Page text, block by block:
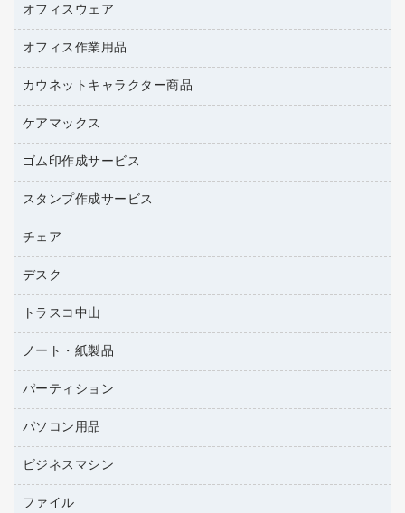
プリンタ用リボン
リサイクルトナー（プール方式）
リサイクルトナー（リターン方式）
ワープロリボン
互換インクカートリッジ
ハガキ用紙
ファクシミリ用紙
ラベル用紙
ワープロ用紙
帳票用紙／フォーム用紙
名刺用紙
研究・環境管理用品
オフィスアクセサリー
オフィスウェア
アウター
アクセサリー・その他
ブラウス・シャツ
医療・介護・ワーキングウェア
オフィス作業用品
ペット用品
結束用品
工場用品
梱包用テープ
作業用雑貨
作業用手袋
倉庫収納用品
台車・脚立
防災用品
養生用品
カウネットキャラクター商品
カウネットキャラクター商品
ケアマックス
医療・介護用品（食品・飲料・食添製品）
管理医療機器
ゴム印作成サービス
ゴム印（フリーサイズ印）作成サービス
ゴム印作成サービス
スタンプ作成サービス
カウネットスタンプ作成サービス
チェア
オフィスチェア
ミーティングチェア
応接イス・ベンチ
デスク
カウンター
ミーティングテーブル
トラスコ中山
建築・作業用品
ノート・紙製品
ノート
ルーズリーフ
各種用紙
額縁
パーティション
パーティション
パソコン用品
ＨＤＤ／ＳＳＤ
ビジネスマシン
ＵＳＢメモリ
ファイル